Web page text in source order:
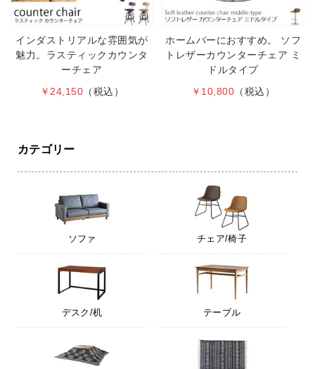
インダストリアルな雰囲気が
魅力。ラスティックカウンタ
ーチェア
￥24,150 （税込）
ホームバーにおすすめ。 ソフ
トレザーカウンターチェア ミ
ドルタイプ
￥10,800 （税込）
カテゴリー
ソファ チェア/椅子
デスク/机 テーブル